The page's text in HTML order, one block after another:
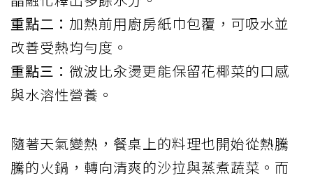
重點二： 加熱前用廚房紙巾包覆，可吸水並
改善受熱均勻度。
重點三： 微波比汆燙更能保留花椰菜的口感
與水溶性營養。
隨著天氣變熱，餐桌上的料理也開始從熱騰
騰的火鍋，轉向清爽的沙拉與蒸煮蔬菜。而